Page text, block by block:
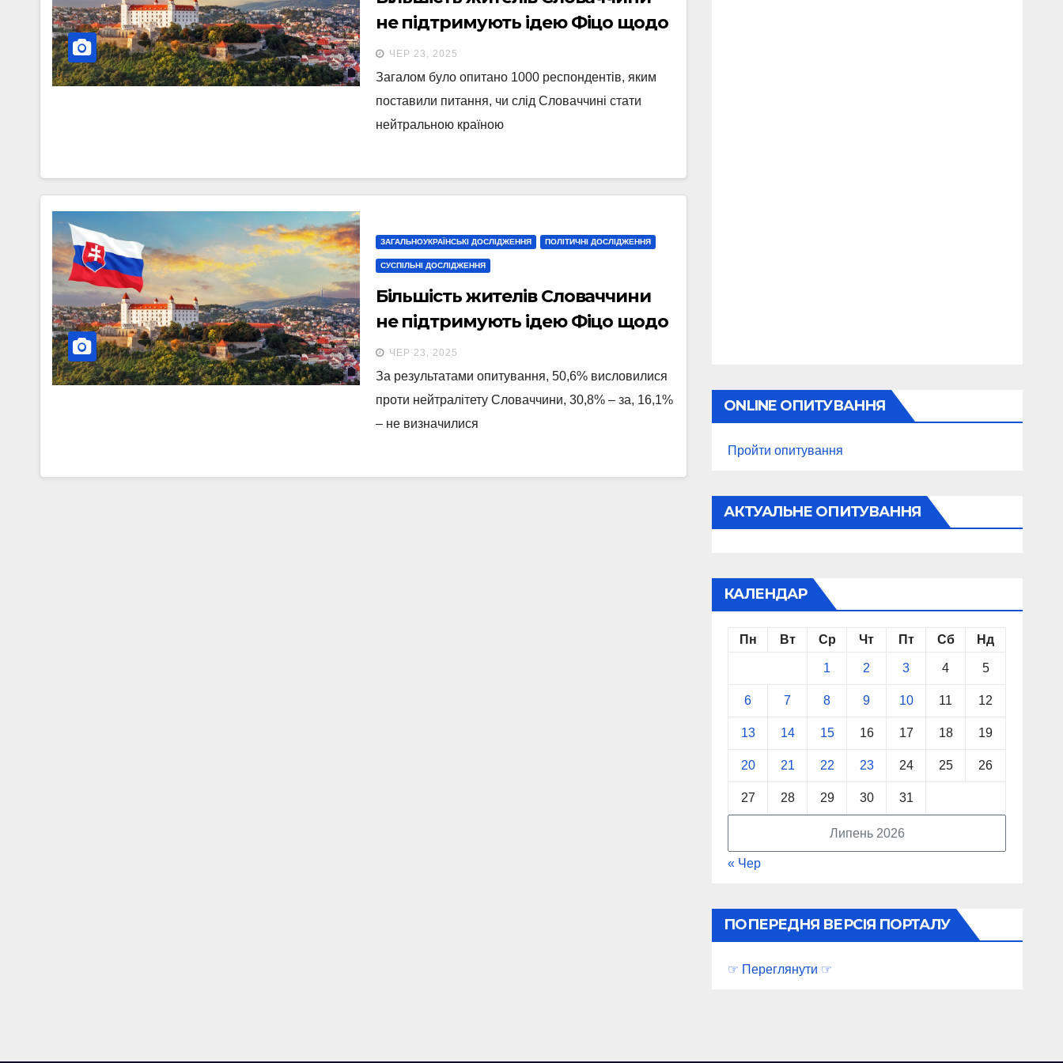
не підтримують ідею Фіцо щодо
нейтралітету
ЧЕР 23, 2025
Загалом було опитано 1000 респондентів, яким
поставили питання, чи слід Словаччині стати
нейтральною країною
ЗАГАЛЬНОУКРАЇНСЬКІ ДОСЛІДЖЕННЯ ПОЛІТИЧНІ ДОСЛІДЖЕННЯ
СУСПІЛЬНІ ДОСЛІДЖЕННЯ
Більшість жителів Словаччини
не підтримують ідею Фіцо щодо
нейтралітету
ЧЕР 23, 2025
За результатами опитування, 50,6% висловилися
проти нейтралітету Словаччини, 30,8% – за, 16,1%
– не визначилися
ONLINE ОПИТУВАННЯ
Пройти опитування
АКТУАЛЬНЕ ОПИТУВАННЯ
КАЛЕНДАР
Липень 2026
Пн Вт Ср Чт Пт Сб Нд
1 2 3 4 5
6 7 8 9 10 11 12
13 14 15 16 17 18 19
20 21 22 23 24 25 26
27 28 29 30 31
« Чер
ПОПЕРЕДНЯ ВЕРСІЯ ПОРТАЛУ
☞ Переглянути ☞